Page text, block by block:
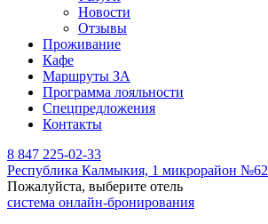
Новости
Отзывы
Проживание
Кафе
Маршруты ЗА
Программа лояльности
Спецпредложения
Контакты
8 847 225-02-33
Республика Калмыкия, 1 микрорайон №62
Пожалуйста, выберите отель
система онлайн-бронирования